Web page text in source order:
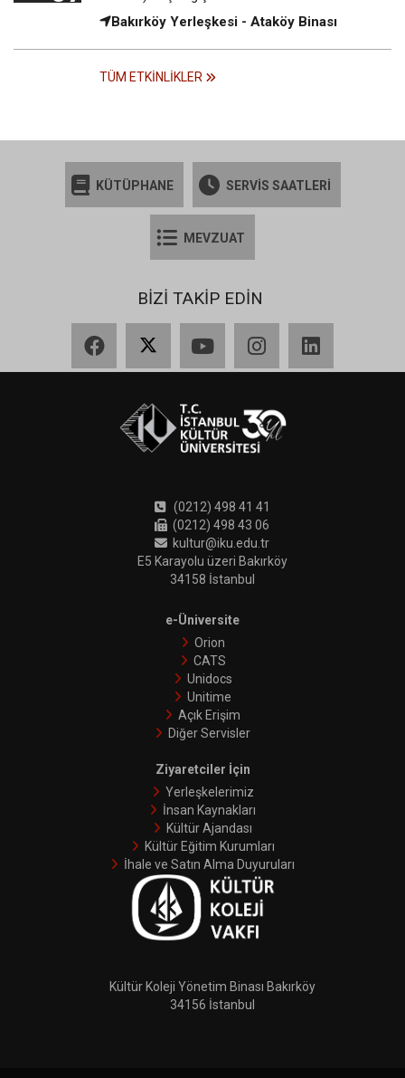
Bakırköy Yerleşkesi - Ataköy Binası
TÜM ETKINLIKLER
KÜTÜPHANE SERVİS SAATLERİ
MEVZUAT
BİZİ TAKİP EDİN
(0212) 498 41 41
(0212) 498 43 06
kultur@iku.edu.tr
E5 Karayolu üzeri Bakırköy
34158 İstanbul
e-Üniversite
Orion
CATS
Unidocs
Unitime
Açık Erişim
Diğer Servisler
Ziyaretciler İçin
Yerleşkelerimiz
İnsan Kaynakları
Kültür Ajandası
Kültür Eğitim Kurumları
İhale ve Satın Alma Duyuruları
Kültür Koleji Yönetim Binası Bakırköy
34156 İstanbul